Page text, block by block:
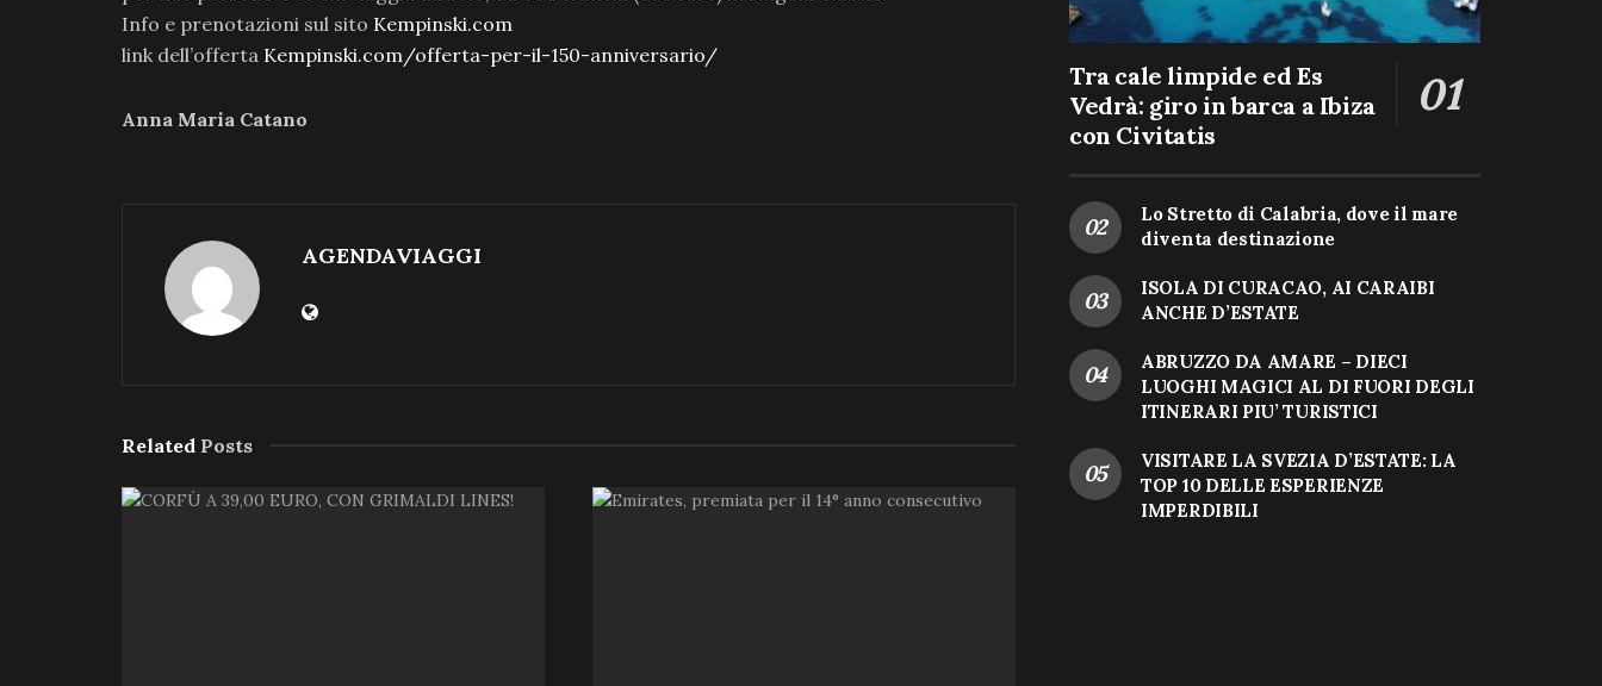
Info e prenotazioni sul sito Kempinski.com
link dell’offerta Kempinski.com/offerta-per-il-150-anniversario/
Anna Maria Catano
AGENDAVIAGGI
Related Posts
Tra cale limpide ed Es
Vedrà: giro in barca a Ibiza
con Civitatis
Lo Stretto di Calabria, dove il mare
diventa destinazione
ISOLA DI CURACAO, AI CARAIBI
ANCHE D’ESTATE
ABRUZZO DA AMARE – DIECI
LUOGHI MAGICI AL DI FUORI DEGLI
ITINERARI PIU’ TURISTICI
VISITARE LA SVEZIA D’ESTATE: LA
TOP 10 DELLE ESPERIENZE
IMPERDIBILI